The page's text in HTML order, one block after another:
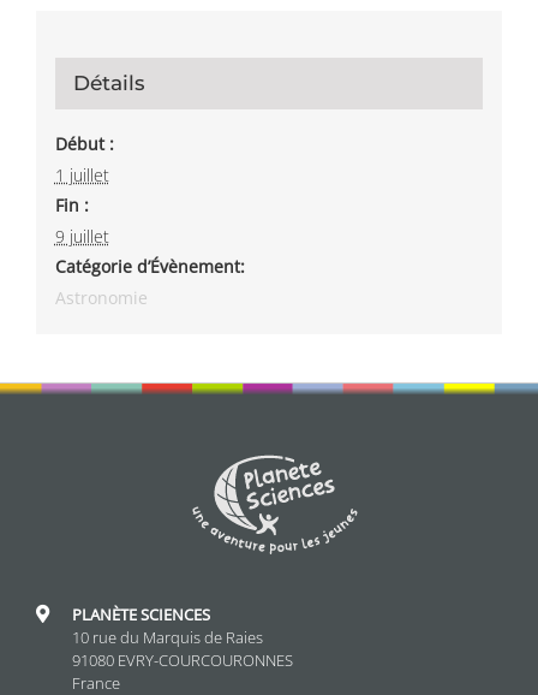
Détails
Début :
1 juillet
Fin :
9 juillet
Catégorie d’Évènement:
Astronomie
PLANÈTE SCIENCES
10 rue du Marquis de Raies
91080 EVRY-COURCOURONNES
France